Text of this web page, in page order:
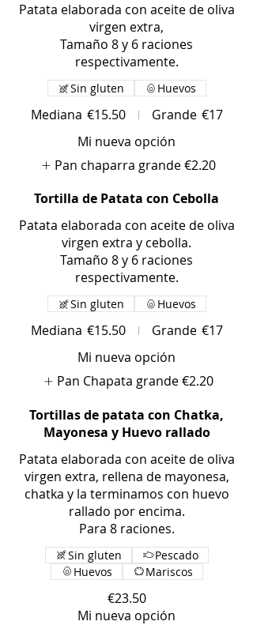
Patata elaborada con aceite de oliva
virgen extra,
Tamaño 8 y 6 raciones
respectivamente.
Mediana €15.50 Grande €17
Sin gluten Huevos
Mi nueva opción
Pan chaparra grande€2.20
Tortilla de Patata con Cebolla
Patata elaborada con aceite de oliva
virgen extra y cebolla.
Tamaño 8 y 6 raciones
respectivamente.
Mediana €15.50 Grande €17
Sin gluten Huevos
Mi nueva opción
Pan Chapata grande€2.20
Tortillas de patata con Chatka,
Mayonesa y Huevo rallado
Patata elaborada con aceite de oliva
virgen extra, rellena de mayonesa,
chatka y la terminamos con huevo
rallado por encima.
Para 8 raciones.
€23.50
Sin gluten
Pescado
Huevos
Mariscos
Mi nueva opción